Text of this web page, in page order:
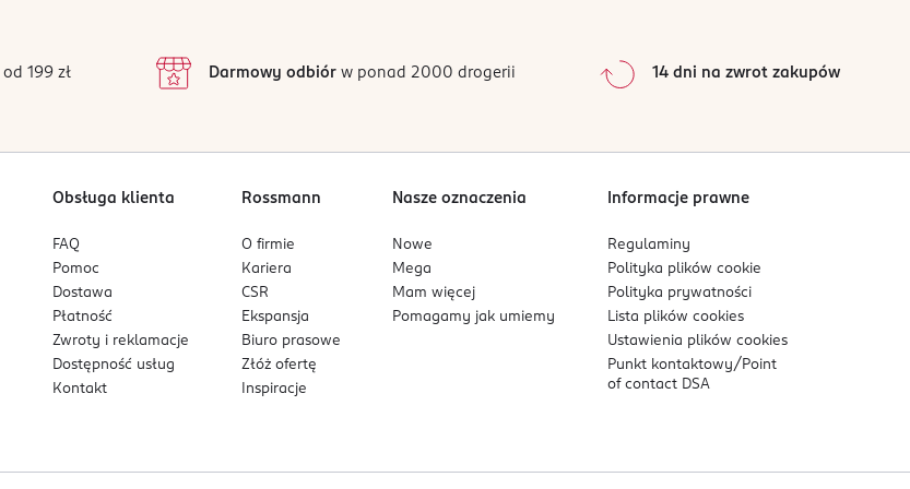
2
1
0%
Sortowanie wgdata: od najnowszej
od 199 zł Darmowy odbiórw ponad 2000 drogerii 14 dni na zwrot zakupów
Obsługa klienta
FAQ
Pomoc
Dostawa
Płatność
Zwroty i reklamacje
Dostępność usług
Kontakt
Rossmann
O firmie
Kariera
CSR
Ekspansja
Biuro prasowe
Złóż ofertę
Inspiracje
Nasze oznaczenia
Nowe
Mega
Mam więcej
Pomagamy jak umiemy
Informacje prawne
Regulaminy
Polityka plikówcookie
Polityka prywatności
Lista plikówcookies
Ustawienia plikówcookies
Punkt kontaktowy/ Point
of contact DSA